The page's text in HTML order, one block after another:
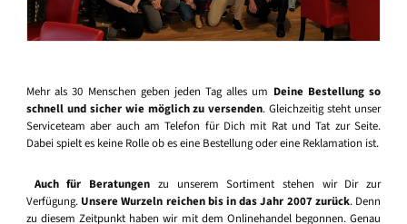
Mehr als 30 Menschen geben jeden Tag alles um Deine Bestellung so
schnell und sicher wie möglich zu versenden. Gleichzeitig steht unser
Serviceteam aber auch am Telefon für Dich mit Rat und Tat zur Seite.
Dabei spielt es keine Rolle ob es eine Bestellung oder eine Reklamation ist.
Auch für Beratungen zu unserem Sortiment stehen wir Dir zur
Verfügung. Unsere Wurzeln reichen bis in das Jahr 2007 zurück. Denn
zu diesem Zeitpunkt haben wir mit dem Onlinehandel begonnen. Genau